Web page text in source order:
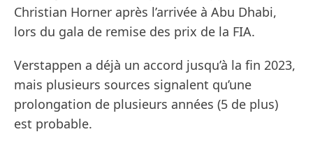
Christian Horner après l’arrivée à Abu Dhabi,
lors du gala de remise des prix de la FIA.
Verstappen a déjà un accord jusqu’à la fin 2023,
mais plusieurs sources signalent qu’une
prolongation de plusieurs années (5 de plus)
est probable.